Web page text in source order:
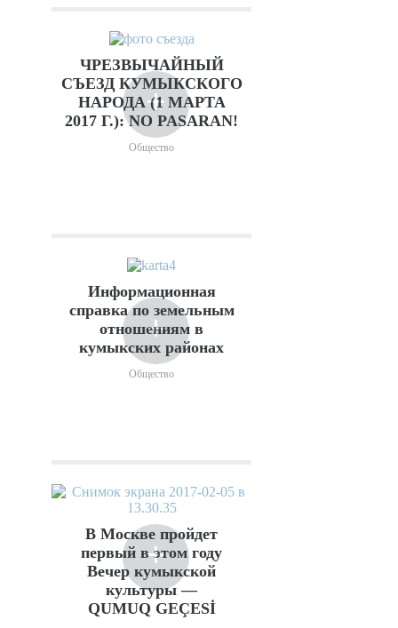
+
ЧРЕЗВЫЧАЙНЫЙ
СЪЕЗД КУМЫКСКОГО
НАРОДА (1 МАРТА
2017 Г.): NO PASARAN!
Общество
+
Информационная
справка по земельным
отношениям в
кумыкских районах
Общество
+
В Москве пройдет
первый в этом году
Вечер кумыкской
культуры —
QUMUQ GEÇESİ